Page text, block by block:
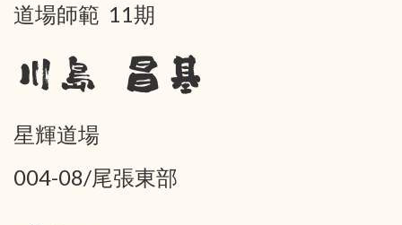
道場師範 11期
川島 昌基
星輝道場
004-08/尾張東部